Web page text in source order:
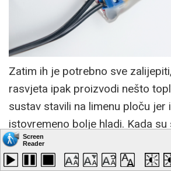
Zatim ih je potrebno sve
rasvjeta ipak proizvodi nešto
sustav stavili na limenu ploču jer
istovremeno bolje hladi. Kada su
slijedi lemljenje. Jednostavno,
imati pristup izvoru struje, to jest